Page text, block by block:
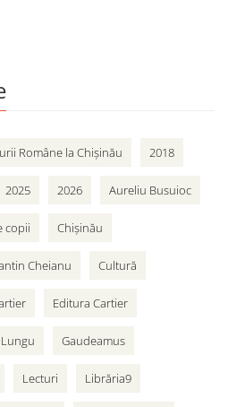
Române la Chișinău 2018
2025 2026 Aureliu Busuioc
copii Chișinău
Cheianu Cultură
Editura Cartier
Gaudeamus
Lecturi Librăria9